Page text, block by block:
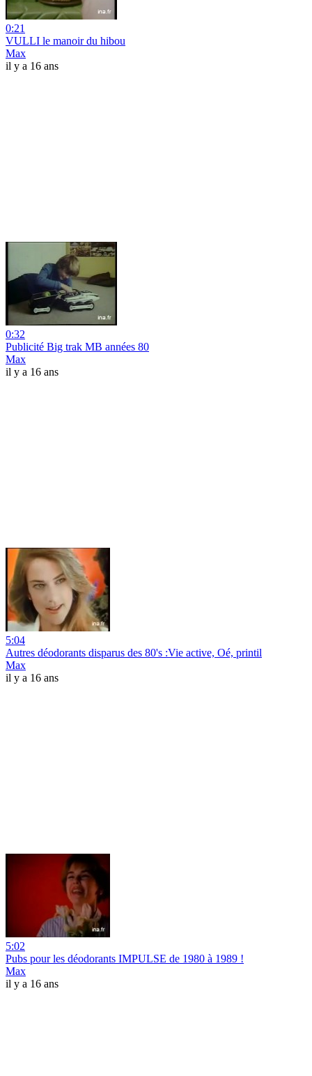
0:21
VULLI le manoir du hibou
Max
il y a 16 ans
0:32
Publicité Big trak MB années 80
Max
il y a 16 ans
5:04
Autres déodorants disparus des 80's :Vie active, Oé, printil
Max
il y a 16 ans
5:02
Pubs pour les déodorants IMPULSE de 1980 à 1989 !
Max
il y a 16 ans